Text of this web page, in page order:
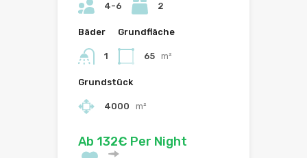
4-6 2
Bäder
1
Grundfläche
65 m²
Grundstück
4000 m²
Ab 132€ Per Night